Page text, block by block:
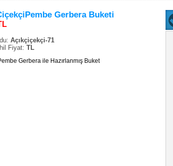
Gerbera Buketi
Açıkçiçekçi-71
Fiyat: TL
Gerbera ile Hazırlanmış Buket